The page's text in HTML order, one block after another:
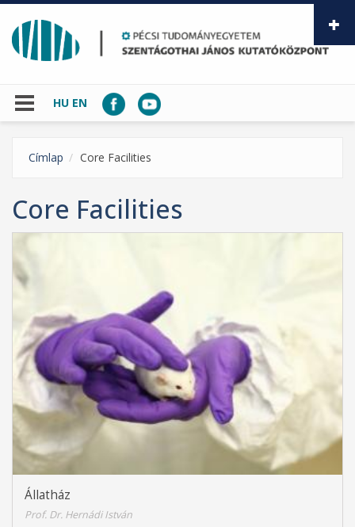
Ugrás a tartalomra
HU EN
Címlap Core Facilities
Core Facilities
Állatház
Prof. Dr. Hernádi István